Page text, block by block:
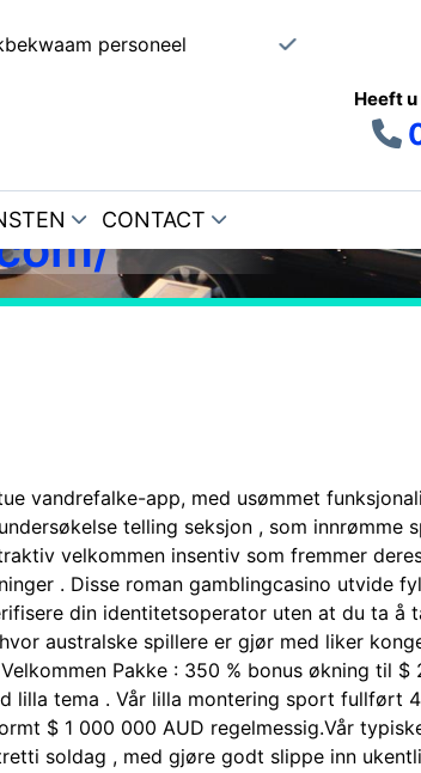
personeel
Heeft
CONTACT
Now axe-
vandrefalke-app, med usømmet
telling seksjon , som innrømme
velkommen insentiv som fremmer
. Disse roman gamblingcasino utvide
din identitetsoperator uten at du ta å
australske spillere er gjør med liker
Pakke : 350 % bonus økning til $
lilla tema . Vår lilla montering sport fullført
$ 1 000 000 AUD regelmessig.Vår
soldag , med gjøre godt slippe inn